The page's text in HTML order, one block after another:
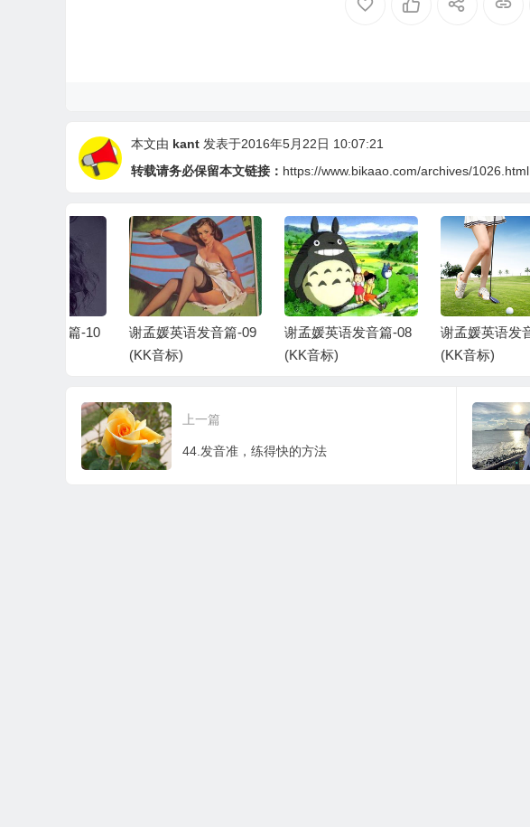
本文由 kant 发表于2016年5月22日 10:07:21
转载请务必保留本文链接： https://www.bikaao.com/archives/1026.html
谢孟媛英语发音篇-09
(KK音标)
谢孟媛英语发音篇-08
(KK音标)
谢孟媛英语发音篇-07
(KK音标)
上一篇
44.发音准，练得快的方法